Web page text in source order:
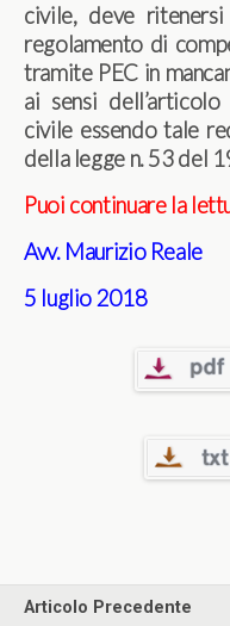
civile, deve ritenersi
regolamento di
tramite PEC in
ai sensi
civile essendo tale
della legge n. 53 del
Puoi continuare la
Avv. Maurizio Reale
5 luglio 2018
Articolo Precedente